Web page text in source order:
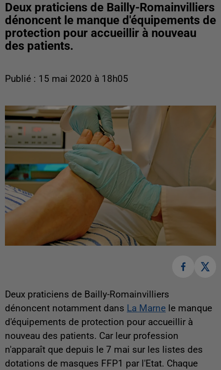
Deux praticiens de Bailly-Romainvilliers
dénoncent le manque d'équipements de
protection pour accueillir à nouveau
des patients.
Publié : 15 mai 2020 à 18h05
Deux praticiens de Bailly-Romainvilliers
dénoncent notamment dans La Marne le manque
d'équipements de protection pour accueillir à
nouveau des patients. Car leur profession
n'apparaît que depuis le 7 mai sur les listes des
dotations de masques FFP1 par l'Etat. Chaque